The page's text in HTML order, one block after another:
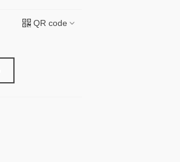
QR code